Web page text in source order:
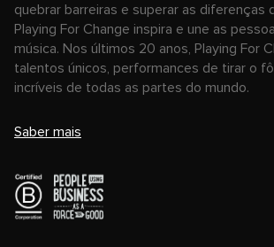
quebrar barreiras e superar as diferenças
Playing For Change inspira e une as
música. Nos últimos 20 anos, Playing For
talentos únicos, performances de tirar o
incríveis de todas as partes do mundo.
Saber mais